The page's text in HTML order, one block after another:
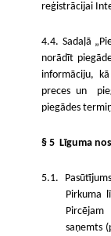
reģistrācijai
4.4. Sadaļā
norādīt
informāciju,
preces un
piegādes
§ 5 Līguma
5.1.
Pirkuma
saņemts